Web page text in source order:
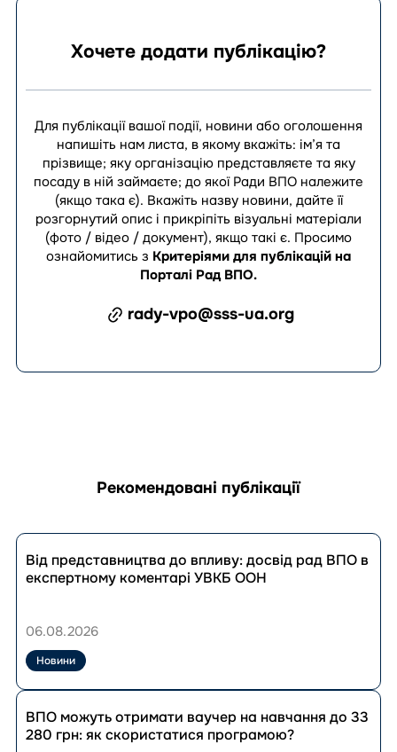
Хочете додати публікацію?
Для публікації вашої події, новини або оголошення
напишіть нам листа, в якому вкажіть: ім’я та
прізвище; яку організацію представляєте та яку
посаду в ній займаєте; до якої Ради ВПО належите
(якщо така є). Вкажіть назву новини, дайте її
розгорнутий опис і прикріпіть візуальні матеріали
(фото / відео / документ), якщо такі є. Просимо
ознайомитись з Критеріями для публікацій на
Порталі Рад ВПО.
rady-vpo@sss-ua.org
Рекомендовані публікації
Перейти
до
публікації
до
досвід
рад
ВПО
експертному
коментарі
Від представництва до впливу: досвід рад ВПО в
експертному коментарі УВКБ ООН
06.08.2026
Новини
Перейти
до
публікації
ВПО можуть отримати ваучер на навчання до 33
280 грн: як скористатися програмою?